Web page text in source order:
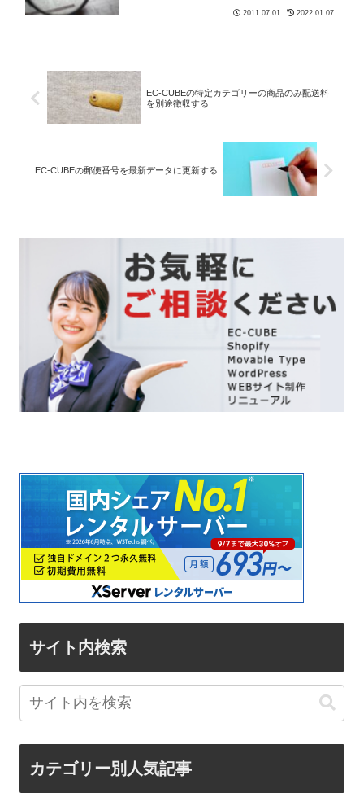
2011.07.01 2022.01.07
EC-CUBEの特定カテゴリーの商品のみ配送料
を別途徴収する
EC-CUBEの郵便番号を最新データに更新する
サイト内検索
カテゴリー別人気記事